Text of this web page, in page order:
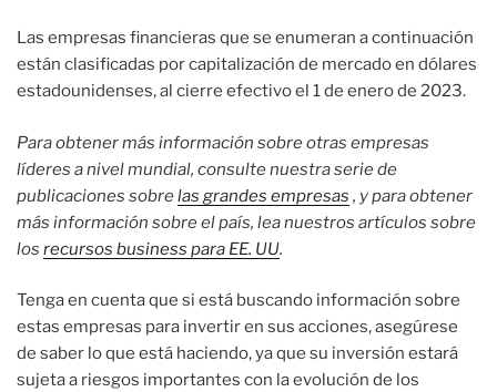
Las empresas financieras que se enumeran a continuación
están clasificadas por capitalización de mercado en dólares
estadounidenses, al cierre efectivo el 1 de enero de 2023.
Para obtener más información sobre otras empresas
líderes a nivel mundial, consulte nuestra serie de
publicaciones sobrelas grandes empresas , y para obtener
más información sobre el país, lea nuestros artículos sobre
los recursos business para EE. UU.
Tenga en cuenta que si está buscando información sobre
estas empresas para invertir en sus acciones, asegúrese
de saber lo que está haciendo, ya que su inversión estará
sujeta a riesgos importantes con la evolución de los